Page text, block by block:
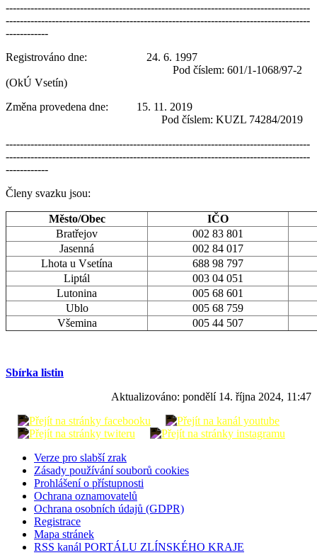
--------------------------------------------------------------------------------------
--------------------------------------------------------------------------------------
------------
Registrováno dne: 24. 6. 1997
Pod číslem: 601/1-1068/97-2
(OkÚ Vsetín)
Změna provedena dne: 15. 11. 2019
Pod číslem: KUZL 74284/2019
--------------------------------------------------------------------------------------
--------------------------------------------------------------------------------------
------------
Členy svazku jsou:
Město/Obec
IČO
Bratřejov
002 83 801
Jasenná
002 84 017
Lhota u Vsetína
688 98 797
Liptál
003 04 051
Lutonina
005 68 601
Ublo
005 68 759
Všemina
005 44 507
Sbírka listin
Aktualizováno: pondělí 14. října 2024, 11:47
Verze pro slabší zrak
Zásady používání souborů cookies
Prohlášení o přístupnosti
Ochrana oznamovatelů
Ochrana osobních údajů (GDPR)
Registrace
Mapa stránek
RSS kanál PORTÁLU ZLÍNSKÉHO KRAJE